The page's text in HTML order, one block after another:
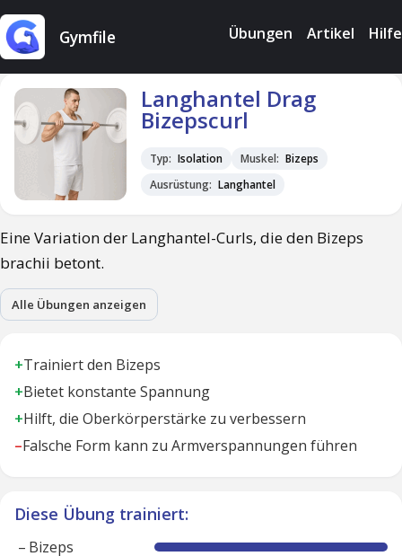
Gymfile Übungen Artikel Hilfe
Langhantel Drag
Bizepscurl
Typ: Isolation Muskel: Bizeps
Ausrüstung: Langhantel
Eine Variation der Langhantel-Curls, die den Bizeps
brachii betont.
Alle Übungen anzeigen
+Trainiert den Bizeps
+Bietet konstante Spannung
+Hilft, die Oberkörperstärke zu verbessern
–Falsche Form kann zu Armverspannungen führen
Diese Übung trainiert:
– Bizeps